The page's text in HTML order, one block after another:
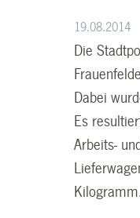
19.08.2014
Die
Dabei
Es
Arbeits-